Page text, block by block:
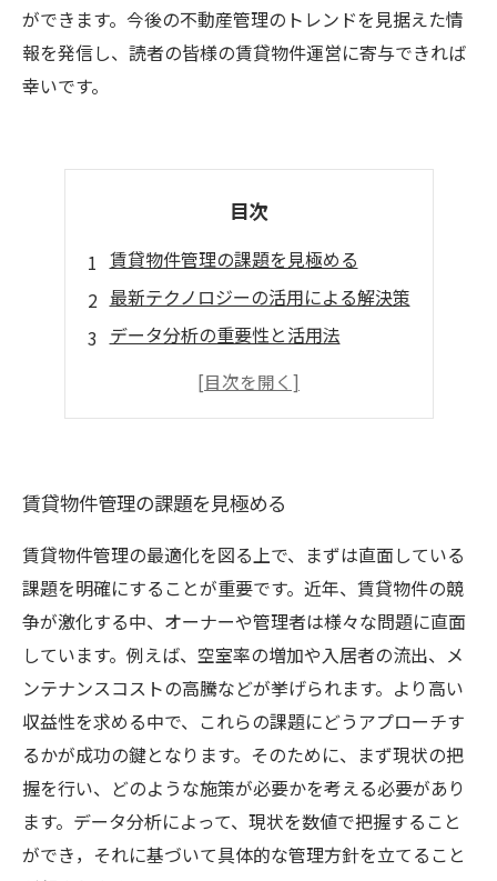
ができます。今後の不動産管理のトレンドを見据えた情
報を発信し、読者の皆様の賃貸物件運営に寄与できれば
幸いです。
目次
賃貸物件管理の課題を見極める
最新テクノロジーの活用による解決策
データ分析の重要性と活用法
入居者満足度向上のための施策
賃貸物件管理の課題を見極める
賃貸物件管理の最適化を図る上で、まずは直面している
課題を明確にすることが重要です。近年、賃貸物件の競
争が激化する中、オーナーや管理者は様々な問題に直面
しています。例えば、空室率の増加や入居者の流出、メ
ンテナンスコストの高騰などが挙げられます。より高い
収益性を求める中で、これらの課題にどうアプローチす
るかが成功の鍵となります。そのために、まず現状の把
握を行い、どのような施策が必要かを考える必要があり
ます。データ分析によって、現状を数値で把握すること
ができ，それに基づいて具体的な管理方針を立てること